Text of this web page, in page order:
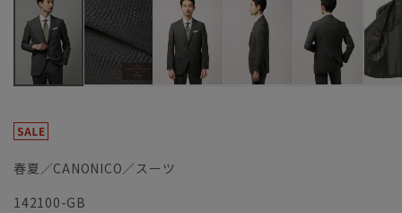
春夏／CANONICO／スーツ
142100-GB